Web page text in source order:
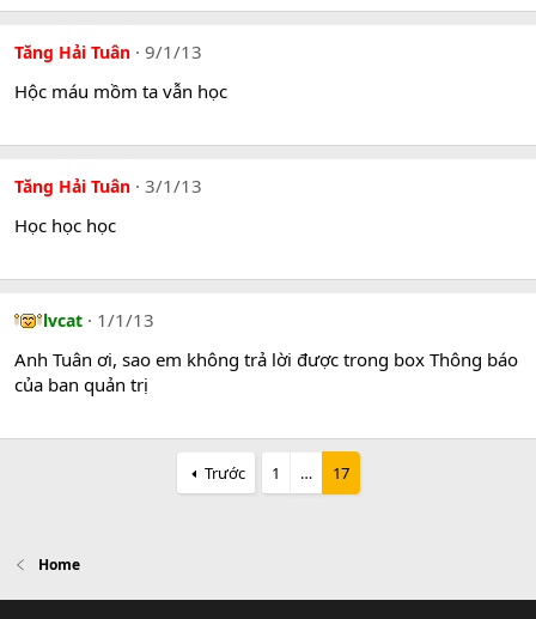
Tăng Hải Tuân
9/1/13
Hộc máu mồm ta vẫn học
Tăng Hải Tuân
3/1/13
Học học học
lvcat
1/1/13
Anh Tuân ơi, sao em không trả lời được trong box Thông báo
của ban quản trị
Trước 1 … 17
Home